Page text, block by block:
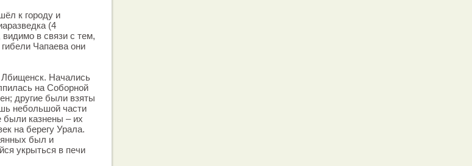
к городу и
(4
в связи с тем,
Чапаева они
Лбищенск. Начались
на Соборной
другие были взяты
небольшой части
были казнены – их
на берегу Урала.
был и
укрыться в печи